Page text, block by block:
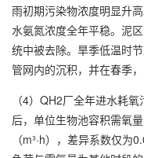
雨初期污染物浓度明显升
水氨氮浓度全年平稳。泥
统中被去除。旱季低温时
管网内的沉积，并在春季
（4）QH2厂全年进水耗
后，单位生物池容积需氧
（m³·h），差异系数仅